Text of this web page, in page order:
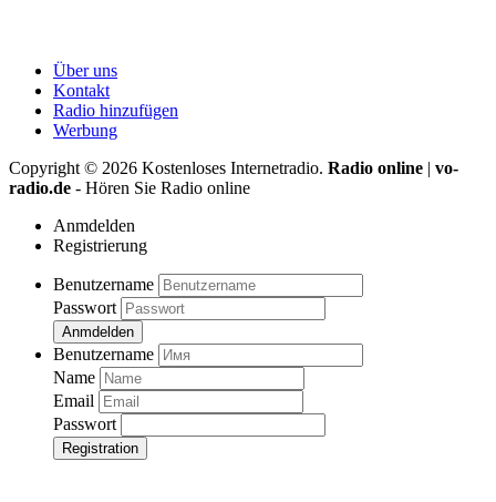
Über uns
Kontakt
Radio hinzufügen
Werbung
Copyright © 2026 Kostenloses Internetradio. Radio online | vo-
radio.de - Hören Sie Radio online
Anmdelden
Registrierung
Benutzername
Passwort
Anmdelden
Benutzername
Name
Email
Passwort
Registration